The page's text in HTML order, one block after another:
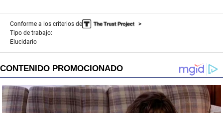
Conforme a los criterios de
Tipo de trabajo:
Elucidario